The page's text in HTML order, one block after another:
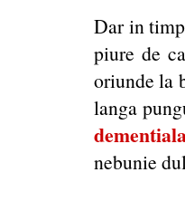
Dar in
piure de
oriunde la
langa
nebunie